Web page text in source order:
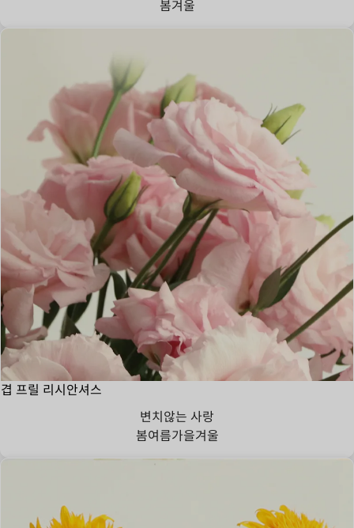
봄겨울
겹 프릴 리시안셔스
변치않는 사랑
봄여름가을겨울